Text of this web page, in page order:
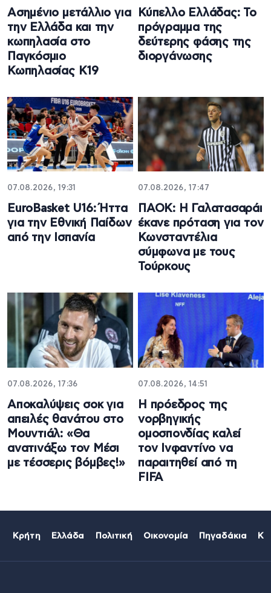
Ασημένιο μετάλλιο για
την Ελλάδα και την
κωπηλασία στο
Παγκόσμιο
Κωπηλασίας Κ19
Κύπελλο Ελλάδας: Το
πρόγραμμα της
δεύτερης φάσης της
διοργάνωσης
07.08.2026, 19:31
EuroBasket U16: Ήττα
για την Εθνική Παίδων
από την Ισπανία
07.08.2026, 17:47
ΠΑΟΚ: Η Γαλατασαράι
έκανε πρόταση για τον
Κωνσταντέλια
σύμφωνα με τους
Τούρκους
07.08.2026, 17:36
Aποκαλύψεις σοκ για
απειλές θανάτου στο
Μουντιάλ: «Θα
ανατινάξω τον Μέσι
με τέσσερις βόμβες!»
07.08.2026, 14:51
Η πρόεδρος της
νορβηγικής
ομοσπονδίας καλεί
τον Ινφαντίνο να
παραιτηθεί από τη
FIFA
Κρήτη Ελλάδα Πολιτική Οικονομία Πηγαδάκια